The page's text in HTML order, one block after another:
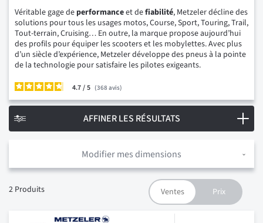
Véritable gage de performanceet defiabilité, Metzeler décline des
solutions pour tous les usages motos, Course, Sport, Touring, Trail,
Tout-terrain, Cruising… En outre, la marque propose aujourd’hui
des profils pour équiper les scooters et les mobylettes. Avec plus
d’un siècle d’expérience, Metzeler développe des pneus à la pointe
de la technologie pour satisfaire les pilotes exigeants.
4.7/ 368 avis
Modifier mes dimensions
2 Produits
AFFINER LES RÉSULTATS